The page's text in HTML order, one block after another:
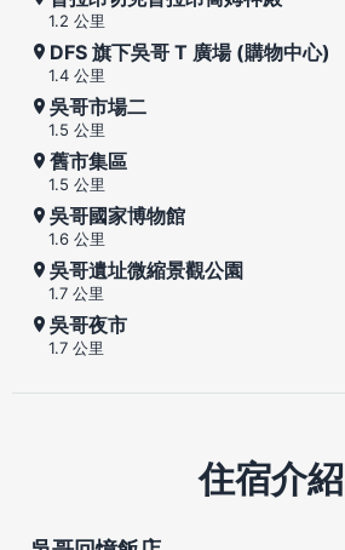
1.2 公里
DFS 旗下吳哥 T 廣場 (購物中心)
1.4 公里
吳哥市場二
1.5 公里
舊市集區
1.5 公里
吳哥國家博物館
1.6 公里
吳哥遺址微縮景觀公園
1.7 公里
吳哥夜市
1.7 公里
住宿介紹